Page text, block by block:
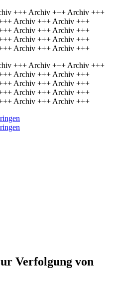
+++ Archiv +++ Archiv +++
Archiv +++ Archiv +++
Archiv +++ Archiv +++
Archiv +++ Archiv +++
Archiv +++ Archiv +++
+++ Archiv +++ Archiv +++
Archiv +++ Archiv +++
Archiv +++ Archiv +++
Archiv +++ Archiv +++
Archiv +++ Archiv +++
Verfolgung von